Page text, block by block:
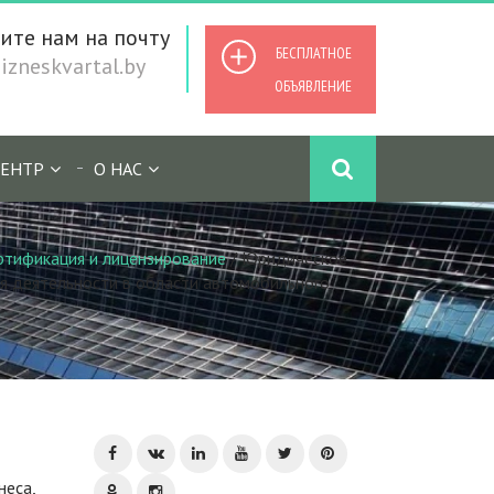
БЕСПЛАТНОЕ
ОБЪЯВЛЕНИЕ
нам на почту
О НАС
и лицензирование/Юридическое
деятельности в области автомобильного